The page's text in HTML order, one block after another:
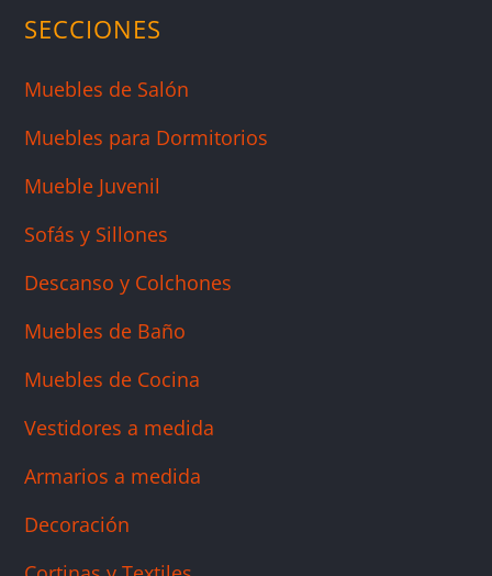
SECCIONES
Muebles de Salón
Muebles para Dormitorios
Mueble Juvenil
Sofás y Sillones
Descanso y Colchones
Muebles de Baño
Muebles de Cocina
Vestidores a medida
Armarios a medida
Decoración